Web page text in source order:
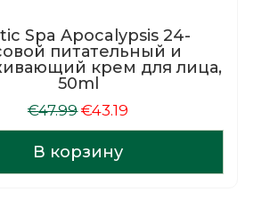
Spa Apocalypsis 24-
питательный и
крем для лица,
50ml
€47.99Первоначальная
цена
составляла
€47.99.
€43.19
цена:
В корзину